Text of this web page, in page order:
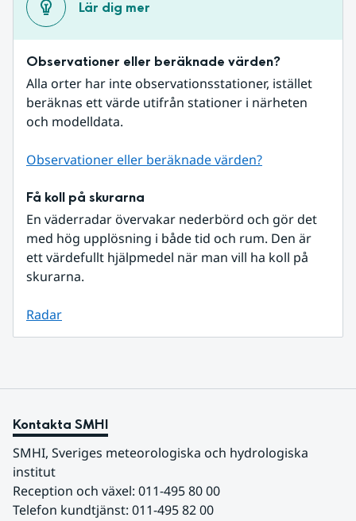
Lär dig mer
Observationer eller beräknade värden?
Alla orter har inte observationsstationer, istället
beräknas ett värde utifrån stationer i närheten
och modelldata.
Observationer eller beräknade värden?
Få koll på skurarna
En väderradar övervakar nederbörd och gör det
med hög upplösning i både tid och rum. Den är
ett värdefullt hjälpmedel när man vill ha koll på
skurarna.
Radar
Kontakta SMHI
SMHI, Sveriges meteorologiska och hydrologiska
institut
Reception och växel: 011-495 80 00
Telefon kundtjänst: 011-495 82 00